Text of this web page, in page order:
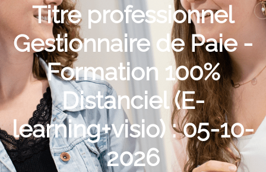
Titre professionnel
Gestionnaire de Paie -
Formation 100%
Distanciel (E-
learning+visio) : 05-10-
2026